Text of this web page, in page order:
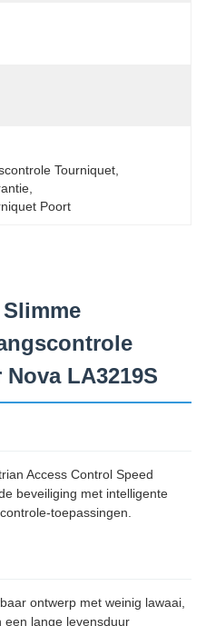
Tourniquet
Poort
LA3219S
Access Control Speed
beveiliging met intelligente
toepassingen.
ontwerp met weinig lawaai,
een lange levensduur